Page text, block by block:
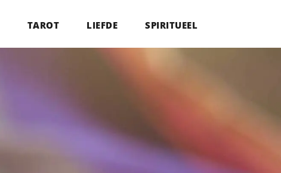
TAROT LIEFDE SPIRITUEEL